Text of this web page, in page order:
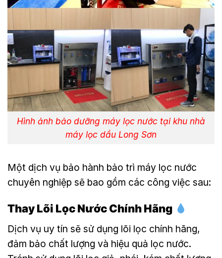
Hình ảnh bảo dưỡng máy lọc nước tại khu nhà
máy lọc dầu Long Sơn
Một dịch vụ bảo hành bảo trì máy lọc nước
chuyên nghiệp sẽ bao gồm các công việc sau:
Thay Lõi Lọc Nước Chính Hãng
Dịch vụ uy tín sẽ sử dụng lõi lọc chính hãng,
đảm bảo chất lượng và hiệu quả lọc nước.